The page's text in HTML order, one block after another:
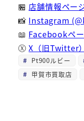
🏪 店舗情報ペー
📸 Instagram
📖 Facebookペ
ⓍX（旧Twitter
Pt900ルビー
甲賀市買取店